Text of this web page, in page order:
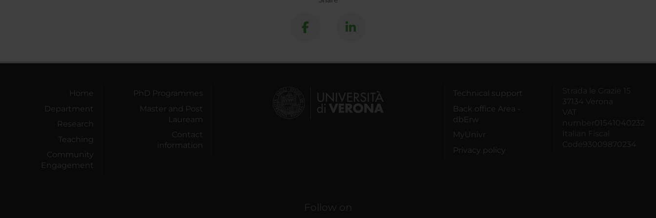
Home
Department
Research
Teaching
Community
Engagement
PhD Programmes
Master and Post
Lauream
Contact
information
Technical support
Back office Area -
dbErw
MyUnivr
Privacy policy
Strada le Grazie 15
37134 Verona
VAT
number01541040232
Italian Fiscal
Code93009870234
Follow on